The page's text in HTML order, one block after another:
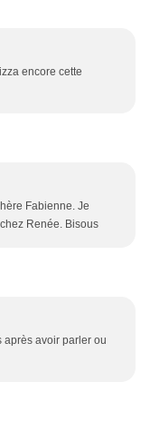
encore cette
Fabienne. Je
Renée. Bisous
après avoir parler ou